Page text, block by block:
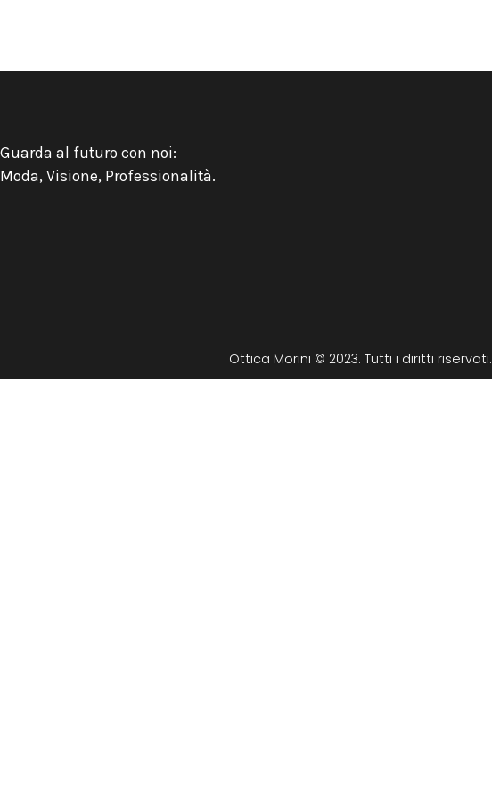
Guarda al futuro con noi:
Moda, Visione, Professionalità.
Ottica Morini © 2023. Tutti i diritti riservati.